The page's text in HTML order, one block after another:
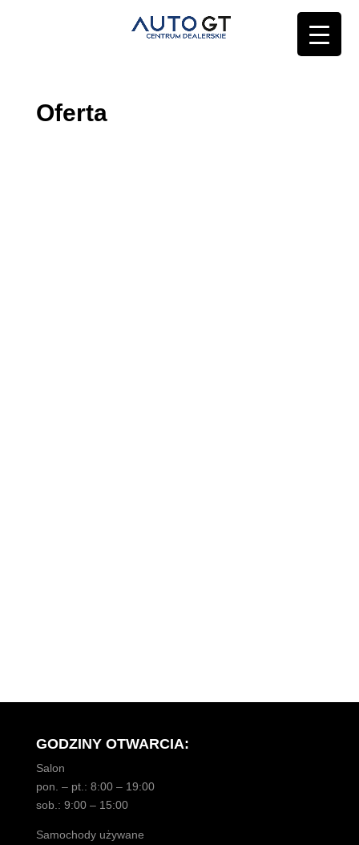
Oferta
GODZINY OTWARCIA:
Salon
pon. – pt.: 8:00 – 19:00
sob.: 9:00 – 15:00
Samochody używane